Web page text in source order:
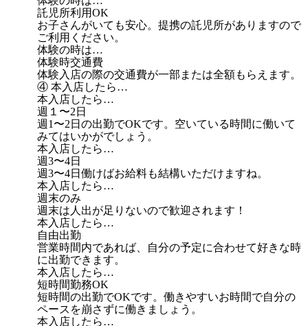
託児所利用OK
お子さんがいても安心。提携の託児所がありますので
ご利用ください。
体験の時は…
体験時交通費
体験入店の際の交通費が一部または全額もらえます。
④ 本入店したら…
本入店したら…
週１〜2日
週1〜2日の出勤でOKです。空いている時間に働いて
みてはいかがでしょう。
本入店したら…
週3〜4日
週3〜4日働けばお給料も結構いただけますね。
本入店したら…
週末のみ
週末は人出が足りないので歓迎されます！
本入店したら…
自由出勤
営業時間内であれば、自分の予定に合わせて好きな時
に出勤できます。
本入店したら…
短時間勤務OK
短時間の出勤でOKです。働きやすいお時間で自分の
ペースを崩さずに働きましょう。
本入店したら…